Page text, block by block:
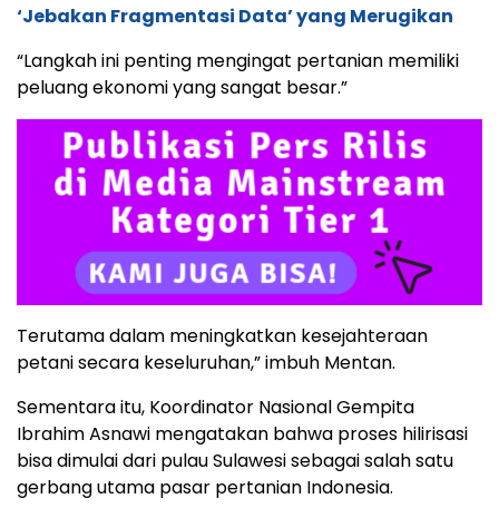
‘Jebakan Fragmentasi Data’ yang Merugikan
“Langkah ini penting mengingat pertanian memiliki
peluang ekonomi yang sangat besar.”
Terutama dalam meningkatkan kesejahteraan
petani secara keseluruhan,” imbuh Mentan.
Sementara itu, Koordinator Nasional Gempita
Ibrahim Asnawi mengatakan bahwa proses hilirisasi
bisa dimulai dari pulau Sulawesi sebagai salah satu
gerbang utama pasar pertanian Indonesia.